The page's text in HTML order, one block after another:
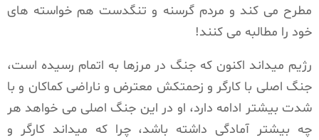
مطرح می کند و مردم گرسنه و تنگدست هم خواسته های
خود را مطالبه می کنند!
رژیم میداند اکنون که جنگ در مرزها به اتمام رسیده است،
جنگ اصلی با کارگر و زحمتکش معترض و ناراضی کماکان و با
شدت بیشتر ادامه دارد، او در این جنگ اصلی می خواهد هر
چه بیشتر آمادگی داشته باشد، چرا که میداند کارگر و